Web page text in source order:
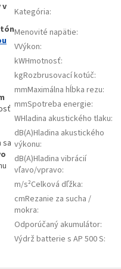
v
sa
Kategória:
Menovité napätie:
VVýkon:
kWHmotnosť:
kgRozbrusovací kotúč:
mmMaximálna hĺbka rezu:
mmSpotreba energie:
WHladina akustického tlaku:
dB(A)Hladina akustického
výkonu:
dB(A)Hladina vibrácií
vľavo/vpravo:
m/s²Celková dľžka:
cmRezanie za sucha /
mokra:
Odporúčaný akumulátor:
Výdrž batterie s AP 500 S: